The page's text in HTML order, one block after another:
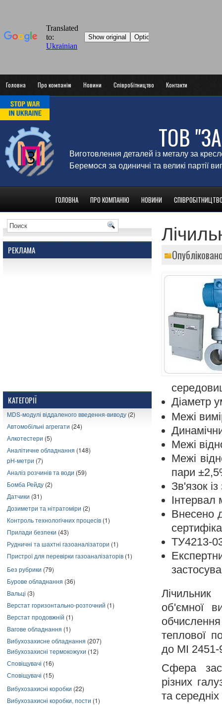
Головна Про компанію Новини Співробітництво Контакти
ТОВ
Виготовлення деталей із металу за
Беремося за одиничні та великі партії
ГОЛОВНА ПРО КОМПАНІЮ НОВИНИ
РЕКЛАМА
КАТЕГОРІЇ
MDS-модулі віддаленого введення-виводу (2)
Автомобільні агрегати (24)
Алкотестери (5)
Аналітичне обладнання (148)
pH-метри (7)
Аналіз розчинів та води (59)
Бомба Рейду (2)
Датчики (31)
Дозиметри та нітратоміри (2)
Контроль технологічних процесів (1)
Прилади безпеки (43)
Рудничні та шахтні газоаналізатори (1)
Пристрої для перевірки газоаналізаторів (1)
Без рубрики (79)
Бурове обладнання (36)
Вальці (3)
Верстат горизонтально-розточний (1)
Верстат продовжній (1)
Вагове обладнання (1)
Вибухозахисне обладнання (207)
Вибухозахисні термокожухи (12)
Сповіщувачі (16)
Сповіщувачі (15)
Вибухозахисні коробки (22)
Вибухозахисні коробки, пости (1)
Діаметр
Межі
Межі
Межі
пари
Зв'язок
Інтервал
Внесено
ТУ4213-
об'ємної
теплової
до МІ 2451-
Сфера
різних
та